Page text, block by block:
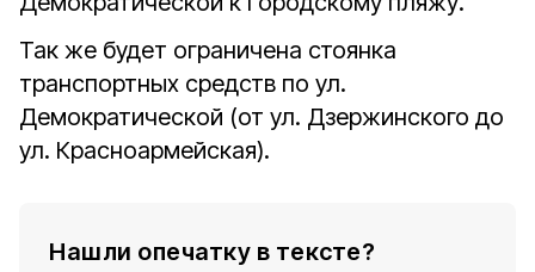
Так же будет ограничена стоянка
транспортных средств по ул.
Демократической (от ул. Дзержинского до
ул. Красноармейская).
Нашли опечатку в тексте?